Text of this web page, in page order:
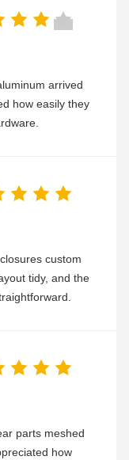
arrived
how easily they
custom
tidy, and the
parts meshed
how